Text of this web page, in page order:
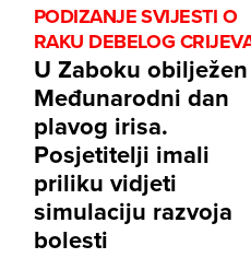
PODIZANJE SVIJESTI O
RAKU DEBELOG
U Zaboku obilježen
Međunarodni dan
plavog irisa.
Posjetitelji imali
priliku vidjeti
simulaciju razvoja
bolesti